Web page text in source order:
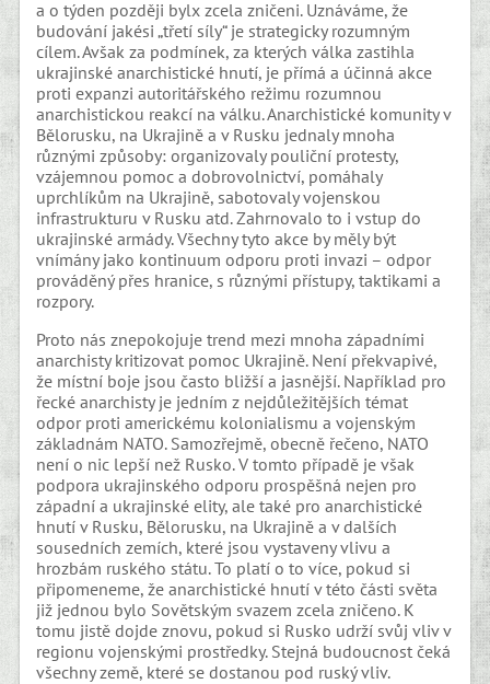
a o týden později bylx zcela zničeni. Uznáváme, že
budování jakési „třetí síly“ je strategicky rozumným
cílem. Avšak za podmínek, za kterých válka zastihla
ukrajinské anarchistické hnutí, je přímá a účinná akce
proti expanzi autoritářského režimu rozumnou
anarchistickou reakcí na válku. Anarchistické komunity v
Bělorusku, na Ukrajině a v Rusku jednaly mnoha
různými způsoby: organizovaly pouliční protesty,
vzájemnou pomoc a dobrovolnictví, pomáhaly
uprchlíkům na Ukrajině, sabotovaly vojenskou
infrastrukturu v Rusku atd. Zahrnovalo to i vstup do
ukrajinské armády. Všechny tyto akce by měly být
vnímány jako kontinuum odporu proti invazi – odpor
prováděný přes hranice, s různými přístupy, taktikami a
rozpory.
Proto nás znepokojuje trend mezi mnoha západními
anarchisty kritizovat pomoc Ukrajině. Není překvapivé,
že místní boje jsou často bližší a jasnější. Například pro
řecké anarchisty je jedním z nejdůležitějších témat
odpor proti americkému kolonialismu a vojenským
základnám NATO. Samozřejmě, obecně řečeno, NATO
není o nic lepší než Rusko. V tomto případě je však
podpora ukrajinského odporu prospěšná nejen pro
západní a ukrajinské elity, ale také pro anarchistické
hnutí v Rusku, Bělorusku, na Ukrajině a v dalších
sousedních zemích, které jsou vystaveny vlivu a
hrozbám ruského státu. To platí o to více, pokud si
připomeneme, že anarchistické hnutí v této části světa
již jednou bylo Sovětským svazem zcela zničeno. K
tomu jistě dojde znovu, pokud si Rusko udrží svůj vliv v
regionu vojenskými prostředky. Stejná budoucnost čeká
všechny země, které se dostanou pod ruský vliv.